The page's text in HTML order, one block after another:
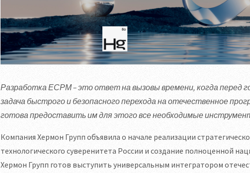
Разработка ЕСРМ – это ответ на вызовы времени, когда перед
задача быстрого и безопасного перехода на отечественное
готова предоставить им для этого все необходимые
Компания Хермон Групп объявила о начале реализации
технологического суверенитета России и создание полноценной
Хермон Групп готов выступить универсальным интегратором